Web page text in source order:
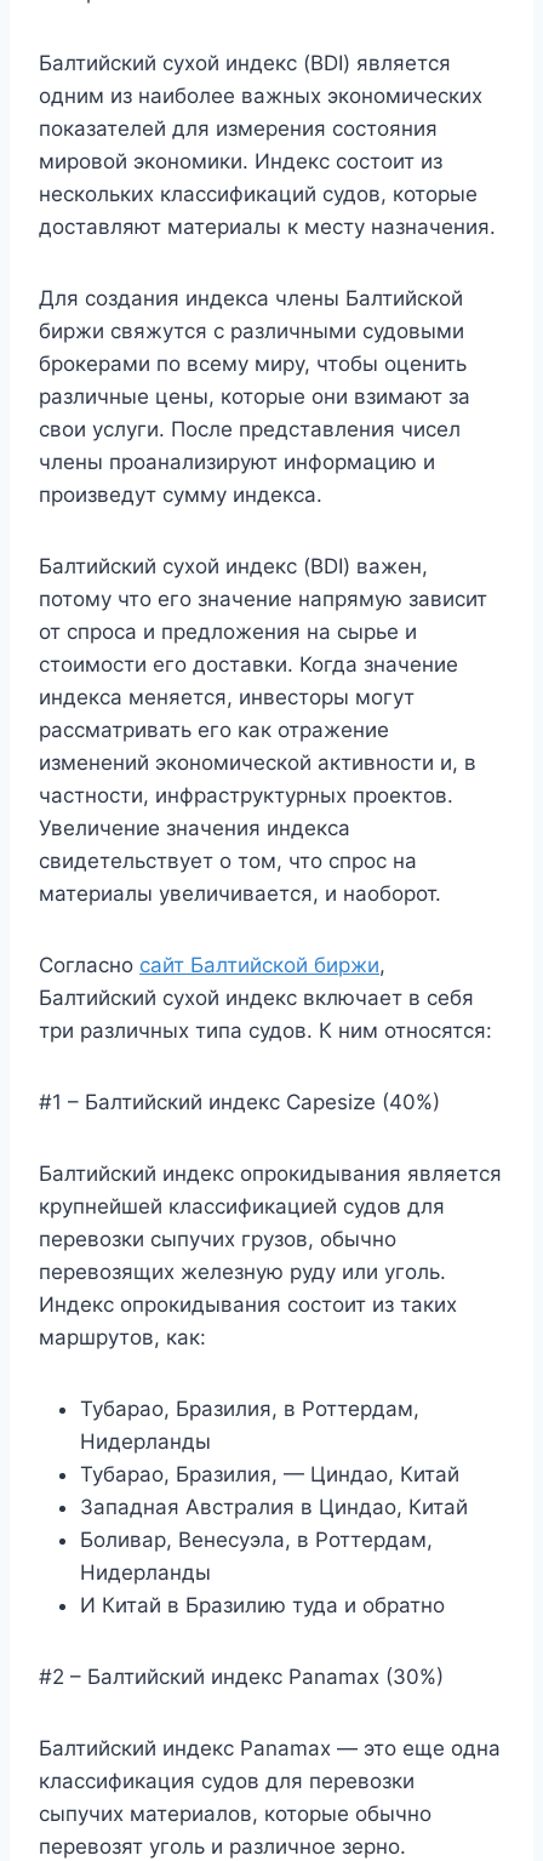
Балтийский сухой индекс (BDI) является
одним из наиболее важных экономических
показателей для измерения состояния
мировой экономики. Индекс состоит из
нескольких классификаций судов, которые
доставляют материалы к месту назначения.
Для создания индекса члены Балтийской
биржи свяжутся с различными судовыми
брокерами по всему миру, чтобы оценить
различные цены, которые они взимают за
свои услуги. После представления чисел
члены проанализируют информацию и
произведут сумму индекса.
Балтийский сухой индекс (BDI) важен,
потому что его значение напрямую зависит
от спроса и предложения на сырье и
стоимости его доставки. Когда значение
индекса меняется, инвесторы могут
рассматривать его как отражение
изменений экономической активности и, в
частности, инфраструктурных проектов.
Увеличение значения индекса
свидетельствует о том, что спрос на
материалы увеличивается, и наоборот.
Согласно сайт Балтийской биржи,
Балтийский сухой индекс включает в себя
три различных типа судов. К ним относятся:
#1 – Балтийский индекс Capesize (40%)
Балтийский индекс опрокидывания является
крупнейшей классификацией судов для
перевозки сыпучих грузов, обычно
перевозящих железную руду или уголь.
Индекс опрокидывания состоит из таких
маршрутов, как:
Тубарао, Бразилия, в Роттердам,
Нидерланды
Тубарао, Бразилия, — Циндао, Китай
Западная Австралия в Циндао, Китай
Боливар, Венесуэла, в Роттердам,
Нидерланды
И Китай в Бразилию туда и обратно
#2 – Балтийский индекс Panamax (30%)
Балтийский индекс Panamax — это еще одна
классификация судов для перевозки
сыпучих материалов, которые обычно
перевозят уголь и различное зерно.